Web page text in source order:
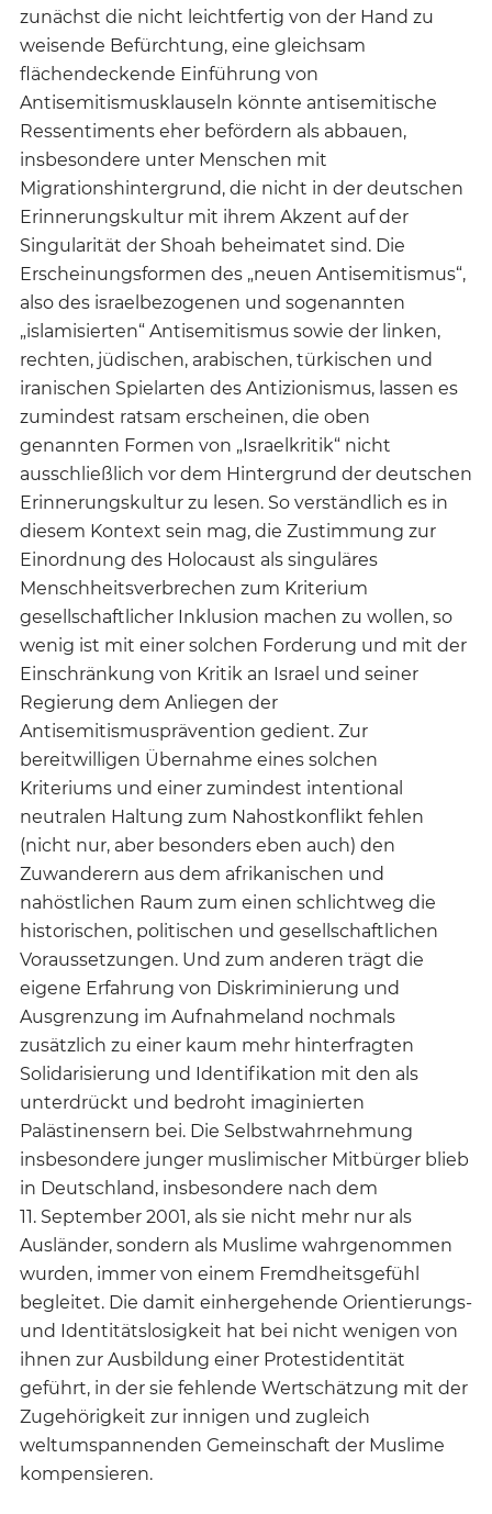
zunächst die nicht leichtfertig von der Hand zu
weisende Befürchtung, eine gleichsam
flächendeckende Einführung von
Antisemitismusklauseln könnte antisemitische
Ressentiments eher befördern als abbauen,
insbesondere unter Menschen mit
Migrationshintergrund, die nicht in der deutschen
Erinnerungskultur mit ihrem Akzent auf der
Singularität der Shoah beheimatet sind. Die
Erscheinungsformen des „neuen Antisemitismus“,
also des israelbezogenen und sogenannten
„islamisierten“ Antisemitismus sowie der linken,
rechten, jüdischen, arabischen, türkischen und
iranischen Spielarten des Antizionismus, lassen es
zumindest ratsam erscheinen, die oben
genannten Formen von „Israelkritik“ nicht
ausschließlich vor dem Hintergrund der deutschen
Erinnerungskultur zu lesen. So verständlich es in
diesem Kontext sein mag, die Zustimmung zur
Einordnung des Holocaust als singuläres
Menschheitsverbrechen zum Kriterium
gesellschaftlicher Inklusion machen zu wollen, so
wenig ist mit einer solchen Forderung und mit der
Einschränkung von Kritik an Israel und seiner
Regierung dem Anliegen der
Antisemitismusprävention gedient. Zur
bereitwilligen Übernahme eines solchen
Kriteriums und einer zumindest intentional
neutralen Haltung zum Nahostkonflikt fehlen
(nicht nur, aber besonders eben auch) den
Zuwanderern aus dem afrikanischen und
nahöstlichen Raum zum einen schlichtweg die
historischen, politischen und gesellschaftlichen
Voraussetzungen. Und zum anderen trägt die
eigene Erfahrung von Diskriminierung und
Ausgrenzung im Aufnahmeland nochmals
zusätzlich zu einer kaum mehr hinterfragten
Solidarisierung und Identifikation mit den als
unterdrückt und bedroht imaginierten
Palästinensern bei. Die Selbstwahrnehmung
insbesondere junger muslimischer Mitbürger blieb
in Deutschland, insbesondere nach dem
11. September 2001, als sie nicht mehr nur als
Ausländer, sondern als Muslime wahrgenommen
wurden, immer von einem Fremdheitsgefühl
begleitet. Die damit einhergehende Orientierungs-
und Identitätslosigkeit hat bei nicht wenigen von
ihnen zur Ausbildung einer Protestidentität
geführt, in der sie fehlende Wertschätzung mit der
Zugehörigkeit zur innigen und zugleich
weltumspannenden Gemeinschaft der Muslime
kompensieren.